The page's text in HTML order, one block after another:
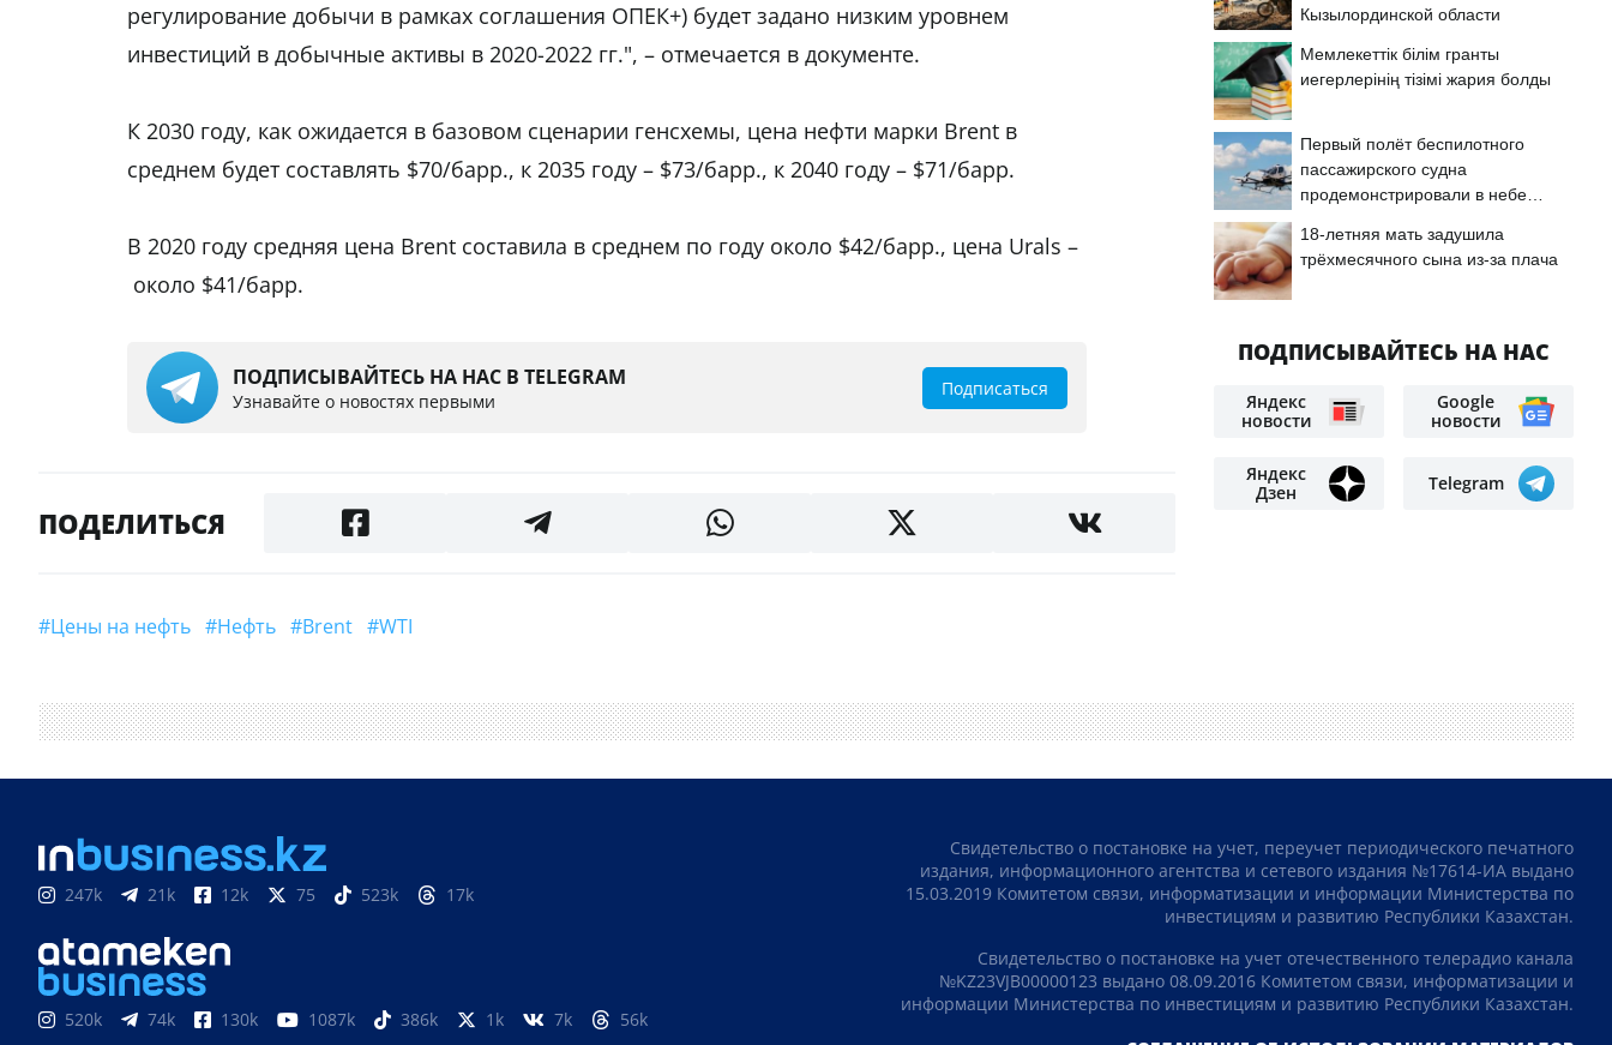
регулирование добычи в рамках соглашения ОПЕК+) будет задано низким уровнем
инвестиций в добычные активы в 2020-2022 гг.", – отмечается в документе.
К 2030 году, как ожидается в базовом сценарии генсхемы, цена нефти марки Brent в
среднем будет составлять $70/барр., к 2035 году – $73/барр., к 2040 году – $71/барр.
В 2020 году средняя цена Brent составила в среднем по году около $42/барр., цена Urals –
около $41/барр.
ПОДПИСЫВАЙТЕСЬ НА НАС В TELEGRAM
Узнавайте о новостях первыми
Подписаться
ПОДЕЛИТЬСЯ
#цены на нефть #Нефть #Brent #WTI
Кызылординской области
Мемлекеттік білім гранты
иегерлерінің тізімі жария болды
Первый полёт беспилотного
пассажирского судна
продемонстрировали в небе
18-летняя мать задушила
трёхмесячного сына из-за плача
ПОДПИСЫВАЙТЕСЬ НА НАС
Яндекс
новости
Google
новости
Яндекс
Дзен
Telegram
247k 21k 12k 75 523k 17k
520k 74k 130k 1087k 386k 1k 7k 56k
Свидетельство о постановке на учет, переучет периодического печатного
издания, информационного агентства и сетевого издания №17614-ИА выдано
15.03.2019 Комитетом связи, информатизации и информации Министерства по
инвестициям и развитию Республики Казахстан.
Свидетельство о постановке на учет отечественного телерадио канала
№KZ23VJB00000123 выдано 08.09.2016 Комитетом связи, информатизации и
информации Министерства по инвестициям и развитию Республики Казахстан.